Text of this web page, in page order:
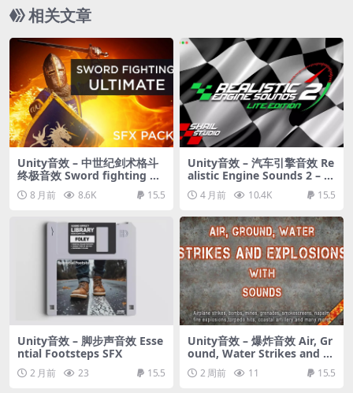
相关文章
Unity音效 – 中世纪剑术格斗
终极音效 Sword fighting Ul
timate SFX – Medieval Wea
pons Melee combat
8 月前 8.6K 15.5
Unity音效 – 汽车引擎音效 Re
alistic Engine Sounds 2 – Li
te Edition
4 月前 10.4K 15.5
Unity音效 – 脚步声音效 Esse
ntial Footsteps SFX
2 月前 23 15.5
Unity音效 – 爆炸音效 Air, Gr
ound, Water Strikes and Ex
plosions with Sounds
2 周前 11 15.5